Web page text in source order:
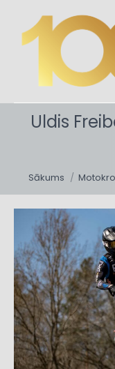
Uldis
Sākums